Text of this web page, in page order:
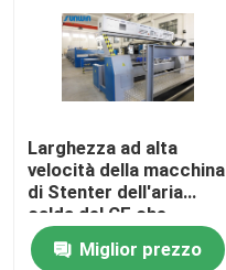
Larghezza ad alta
velocità della macchina
di Stenter dell'aria
calda del CE che
tricotta tessuto che
finisce 2400mm
Miglior prezzo